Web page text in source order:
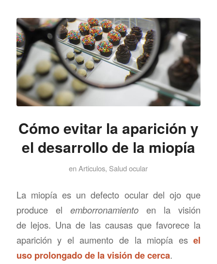
Cómo evitar la aparición y
el desarrollo de la miopía
enArticulos, Salud ocular
La miopía es un defecto ocular del ojo que
produce el emborronamientoen la visión
de lejos. Una de las causas que favorece la
aparición y el aumento de la miopía esel
uso prolongado de la visión de cerca.